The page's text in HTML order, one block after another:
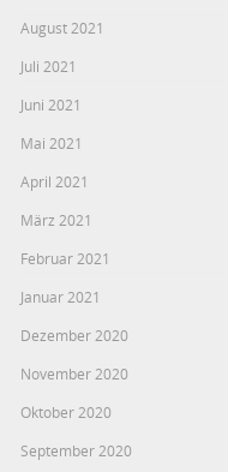
August 2021
Juli 2021
Juni 2021
Mai 2021
April 2021
März 2021
Februar 2021
Januar 2021
Dezember 2020
November 2020
Oktober 2020
September 2020